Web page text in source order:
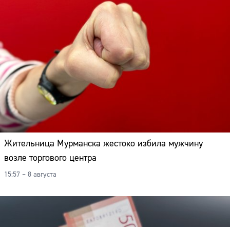
Жительница Мурманска жестоко избила мужчину
возле торгового центра
15:57 – 8 августа